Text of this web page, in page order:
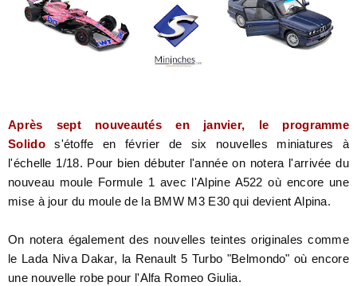
Après septnouveautés en janvier, le programme
Solidos'étoffe en février de six nouvelles miniatures à
l'échelle 1/18. Pour bien débuter l'année on notera l'arrivée du
nouveau moule Formule 1 avec l'Alpine A522 où encore une
mise à jour du moule de la BMW M3 E30 qui devient Alpina.
On notera également des nouvelles teintes originales comme
le Lada Niva Dakar, la Renault 5 Turbo "Belmondo" où encore
une nouvelle robe pour l'Alfa Romeo Giulia.